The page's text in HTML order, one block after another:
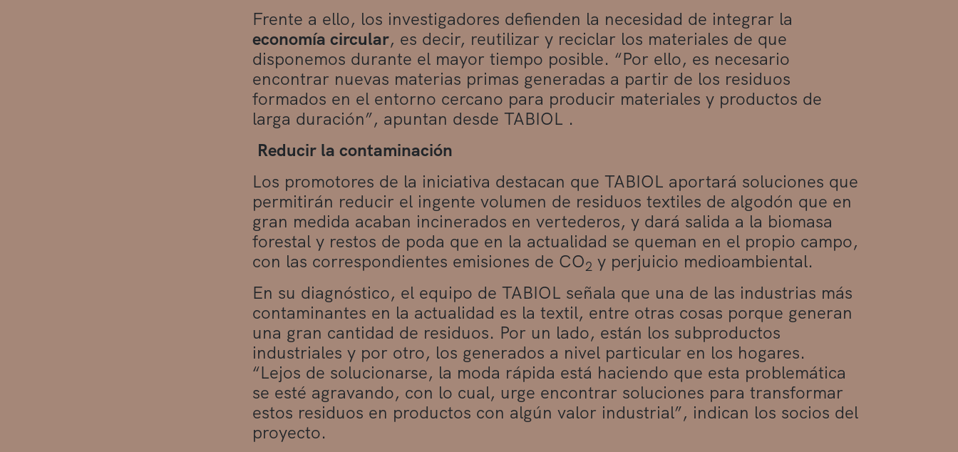
Frente a ello, los investigadores defienden la necesidad de integrar la
economía circular, es decir, reutilizar y reciclar los materiales de que
disponemos durante el mayor tiempo posible. “Por ello, es necesario
encontrar nuevas materias primas generadas a partir de los residuos
formados en el entorno cercano para producir materiales y productos de
larga duración”, apuntan desde TABIOL .
Reducir la contaminación
Los promotores de la iniciativa destacan que TABIOL aportará soluciones que
permitirán reducir el ingente volumen de residuos textiles de algodón que en
gran medida acaban incinerados en vertederos, y dará salida a la biomasa
forestal y restos de poda que en la actualidad se queman en el propio campo,
con las correspondientes emisiones de CO2 y perjuicio medioambiental.
En su diagnóstico, el equipo de TABIOL señala que una de las industrias más
contaminantes en la actualidad es la textil, entre otras cosas porque generan
una gran cantidad de residuos. Por un lado, están los subproductos
industriales y por otro, los generados a nivel particular en los hogares.
“Lejos de solucionarse, la moda rápida está haciendo que esta problemática
se esté agravando, con lo cual, urge encontrar soluciones para transformar
estos residuos en productos con algún valor industrial”, indican los socios del
proyecto.